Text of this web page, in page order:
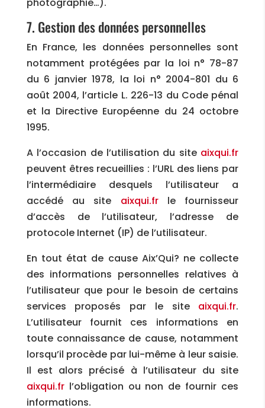
7. Gestion des données personnelles
En France, les données personnelles sont
notamment protégées par la loi n° 78-87
du 6 janvier 1978, la loi n° 2004-801 du 6
août 2004, l’article L. 226-13 du Code pénal
et la Directive Européenne du 24 octobre
1995.
A l’occasion de l’utilisation du site aixqui.fr
peuvent êtres recueillies : l’URL des liens par
l’intermédiaire desquels l’utilisateur a
accédé au site aixqui.frle fournisseur
d’accès de l’utilisateur, l’adresse de
protocole Internet (IP) de l’utilisateur.
En tout état de cause Aix’Qui? ne collecte
des informations personnelles relatives à
l’utilisateur que pour le besoin de certains
services proposés par le site aixqui.fr.
L’utilisateur fournit ces informations en
toute connaissance de cause, notamment
lorsqu’il procède par lui-même à leur saisie.
Il est alors précisé à l’utilisateur du site
aixqui.frl’obligation ou non de fournir ces
informations.